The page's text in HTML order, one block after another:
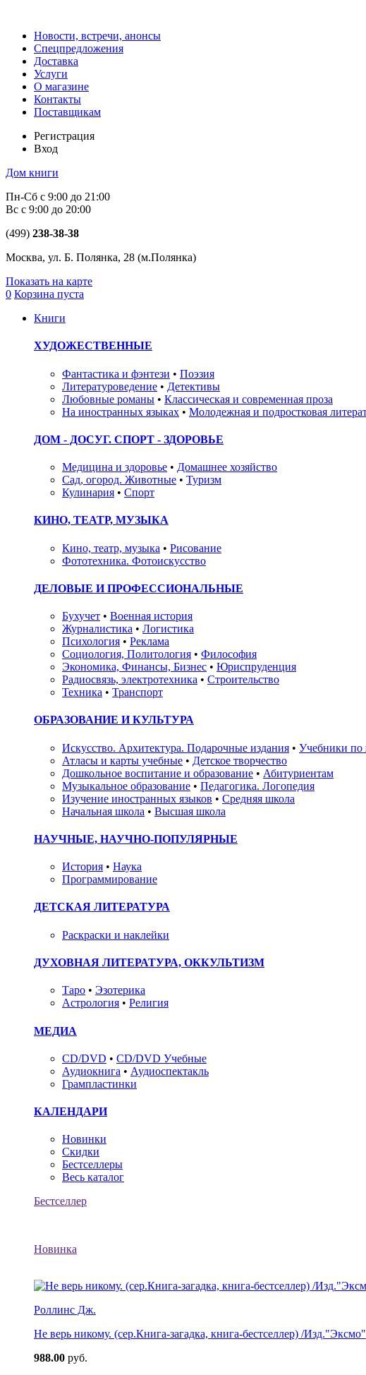
Новости, встречи, анонсы
Спецпредложения
Доставка
Услуги
О магазине
Контакты
Поставщикам
Регистрация
Вход
Дом книги
Пн-Сб с 9:00 до 21:00
Вс с 9:00 до 20:00
(499) 238-38-38
Москва, ул. Б. Полянка, 28 (м.Полянка)
Показать на карте
0 Корзина пуста
Книги
ХУДОЖЕСТВЕННЫЕ
Фантастика и фэнтези • Поэзия
Литературоведение • Детективы
Любовные романы • Классическая и современная проза
На иностранных языках • Молодежная и подростковая
ДОМ - ДОСУГ. СПОРТ - ЗДОРОВЬЕ
Медицина и здоровье • Домашнее хозяйство
Сад, огород. Животные • Туризм
Кулинария • Спорт
КИНО, ТЕАТР, МУЗЫКА
Кино, театр, музыка • Рисование
Фототехника. Фотоискусство
ДЕЛОВЫЕ И ПРОФЕССИОНАЛЬНЫЕ
Бухучет • Военная история
Журналистика • Логистика
Психология • Реклама
Социология, Политология • Философия
Экономика, Финансы, Бизнес • Юриспруденция
Радиосвязь, электротехника • Строительство
Техника • Транспорт
ОБРАЗОВАНИЕ И КУЛЬТУРА
Искусство. Архитектура. Подарочные издания • Учебники по
Атласы и карты учебные • Детское творчество
Дошкольное воспитание и образование • Абитуриентам
Музыкальное образование • Педагогика. Логопедия
Изучение иностранных языков • Средняя школа
Начальная школа • Высшая школа
НАУЧНЫЕ, НАУЧНО-ПОПУЛЯРНЫЕ
История • Наука
Программирование
ДЕТСКАЯ ЛИТЕРАТУРА
Раскраски и наклейки
ДУХОВНАЯ ЛИТЕРАТУРА, ОККУЛЬТИЗМ
Таро • Эзотерика
Астрология • Религия
МЕДИА
CD/DVD • CD/DVD Учебные
Аудиокнига • Аудиоспектакль
Грампластинки
КАЛЕНДАРИ
Новинки
Скидки
Бестселлеры
Весь каталог
Бестселлер
Новинка
Роллинс Дж.
Не верь никому. (сер.Книга-загадка, книга-бестселлер) /Изд."Эксмо"
988.00 руб.